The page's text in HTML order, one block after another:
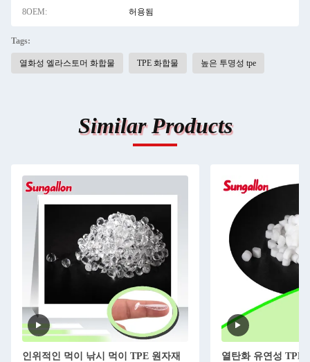
8OEM: 허용됨
Tags:
열화성 엘라스토머 화합물 TPE 화합물 높은 투명성 tpe
Similar Products
인위적인 먹이 낚시 먹이 TPE 원자재
열탄화 유연성 TPE